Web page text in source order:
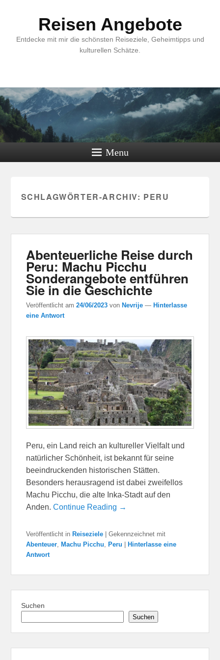
Reisen Angebote
Entdecke mit mir die schönsten Reiseziele, Geheimtipps und
kulturellen Schätze.
Menu
SCHLAGWÖRTER-ARCHIV: PERU
Abenteuerliche Reise durch
Peru: Machu Picchu
Sonderangebote entführen
Sie in die Geschichte
Veröffentlicht am24/06/2023 von Nevrije — Hinterlasse
eine Antwort
Peru, ein Land reich an kultureller Vielfalt und
natürlicher Schönheit, ist bekannt für seine
beeindruckenden historischen Stätten.
Besonders herausragend ist dabei zweifellos
Machu Picchu, die alte Inka-Stadt auf den
Anden.Continue Reading →
Veröffentlicht in Reiseziele |Gekennzeichnet mit
Abenteuer, Machu Picchu, Peru
Hinterlasse eine
Antwort
Suchen
Suchen